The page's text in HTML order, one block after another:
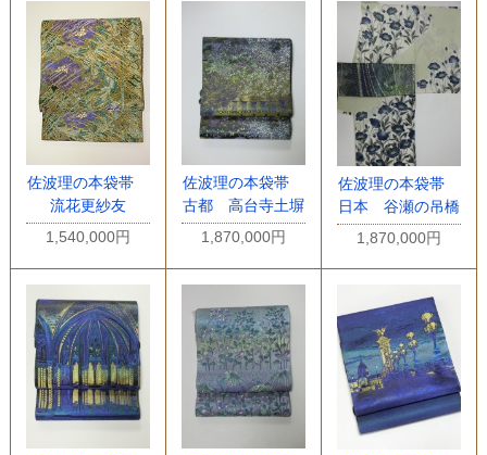
佐波理の本袋帯
流花更紗友
1,540,000円
佐波理の本袋帯
古都 高台寺土塀
1,870,000円
佐波理の本袋帯
日本 谷瀬の吊橋
1,870,000円